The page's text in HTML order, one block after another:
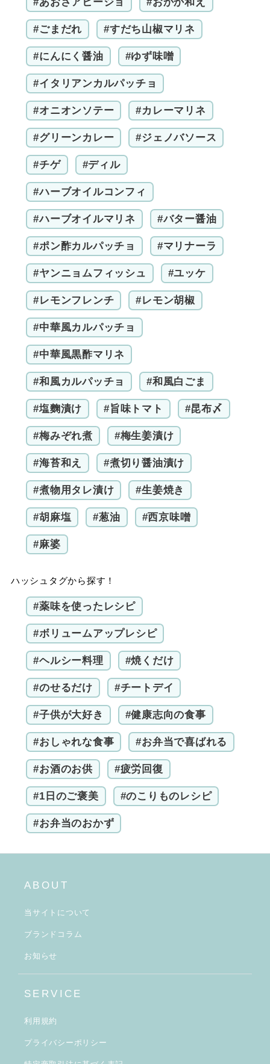
#あおさアヒージョ #おかか和え
#ごまだれ #すだち山椒マリネ
#にんにく醤油 #ゆず味噌
#イタリアンカルパッチョ
#オニオンソテー #カレーマリネ
#グリーンカレー #ジェノバソース
#チゲ #ディル
#ハーブオイルコンフィ
#ハーブオイルマリネ #バター醤油
#ポン酢カルパッチョ #マリナーラ
#ヤンニョムフィッシュ #ユッケ
#レモンフレンチ #レモン胡椒
#中華風カルパッチョ
#中華風黒酢マリネ
#和風カルパッチョ #和風白ごま
#塩麴漬け #旨味トマト #昆布〆
#梅みぞれ煮 #梅生姜漬け
#海苔和え #煮切り醤油漬け
#煮物用タレ漬け #生姜焼き
#胡麻塩 #葱油 #西京味噌
#麻婆
ハッシュタグから探す！
#薬味を使ったレシピ
#ボリュームアップレシピ
#ヘルシー料理 #焼くだけ
#のせるだけ #チートデイ
#子供が大好き #健康志向の食事
#おしゃれな食事 #お弁当で喜ばれる
#お酒のお供 #疲労回復
#1日のご褒美 #のこりものレシピ
#お弁当のおかず
ABOUT
当サイトについて
ブランドコラム
お知らせ
SERVICE
利用規約
プライバシーポリシー